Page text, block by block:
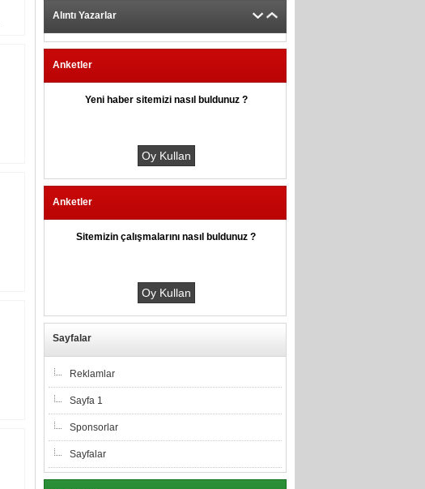
Alıntı Yazarlar
Anketler
Yeni haber sitemizi nasıl buldunuz ?
Anketler
Sitemizin çalışmalarını nasıl buldunuz ?
Sayfalar
Reklamlar
Sayfa 1
Sponsorlar
Sayfalar